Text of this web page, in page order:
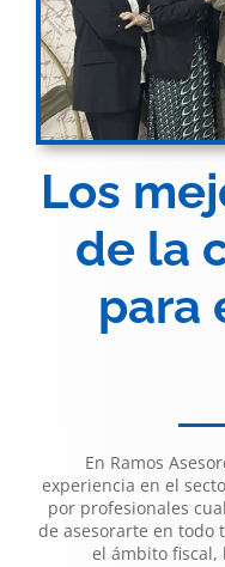
Los
de la
para
En Ramos
experiencia en el
por profesionales
de asesorarte en todo
el ámbito fiscal,